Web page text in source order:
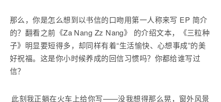
那么，你是怎么想到以书信的口吻用第一人称来写 EP 简介
的？翻看之前《Za Nang Zz Nang》 的介绍文本，《三粒种
子》明显要短得多，却同样有着“生活愉快、心想事成”的美
好祝福。这是你小时候养成的回信习惯吗？你都给谁写过
信？
此刻我正躺在火车上给你写——没我想得那么晃，窗外风景